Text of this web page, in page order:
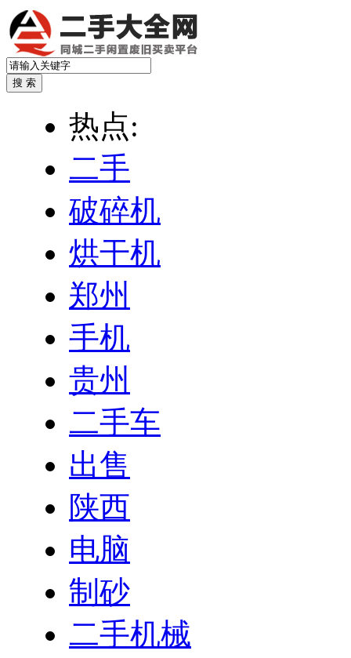
热点:
二手
破碎机
烘干机
郑州
手机
贵州
二手车
出售
陕西
电脑
制砂
二手机械